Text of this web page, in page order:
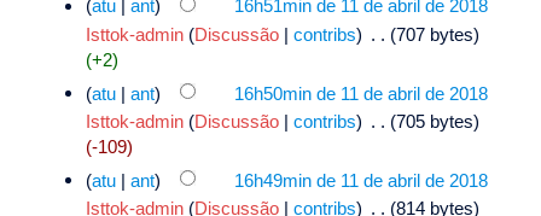
(atu |ant)
16h51min de 11 de abril de 2018
Isttok-admin (Discussão |contribs) . . (707 bytes)
(+2)
(atu |ant)
16h50min de 11 de abril de 2018
Isttok-admin (Discussão |contribs) . . (705 bytes)
(-109)
(atu |ant)
16h49min de 11 de abril de 2018
Isttok-admin (Discussão |contribs) . . (814 bytes)